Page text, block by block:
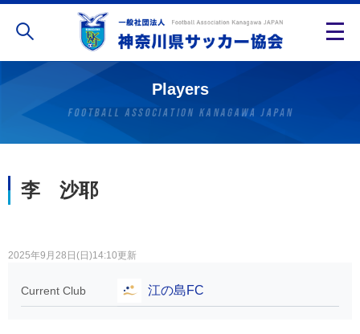
Players
李 沙耶
2025年9月28日(日)14:10更新
Current Club 江の島FC